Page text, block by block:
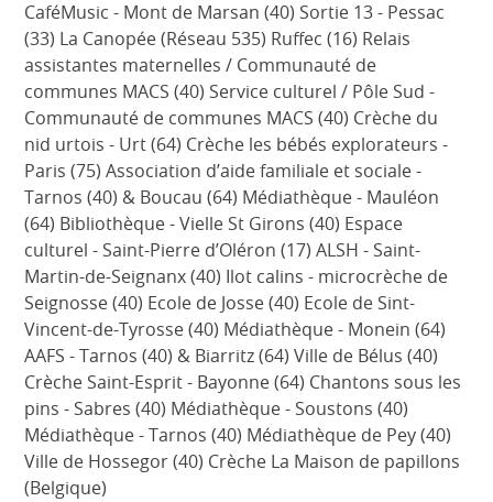
CaféMusic - Mont de Marsan (40) Sortie 13 - Pessac
(33) La Canopée (Réseau 535) Ruffec (16) Relais
assistantes maternelles / Communauté de
communes MACS (40) Service culturel / Pôle Sud -
Communauté de communes MACS (40) Crèche du
nid urtois - Urt (64) Crèche les bébés explorateurs -
Paris (75) Association d’aide familiale et sociale -
Tarnos (40) & Boucau (64) Médiathèque - Mauléon
(64) Bibliothèque - Vielle St Girons (40) Espace
culturel - Saint-Pierre d’Oléron (17) ALSH - Saint-
Martin-de-Seignanx (40) Ilot calins - microcrèche de
Seignosse (40) Ecole de Josse (40) Ecole de Sint-
Vincent-de-Tyrosse (40) Médiathèque - Monein (64)
AAFS - Tarnos (40) & Biarritz (64) Ville de Bélus (40)
Crèche Saint-Esprit - Bayonne (64) Chantons sous les
pins - Sabres (40) Médiathèque - Soustons (40)
Médiathèque - Tarnos (40) Médiathèque de Pey (40)
Ville de Hossegor (40) Crèche La Maison de papillons
(Belgique)